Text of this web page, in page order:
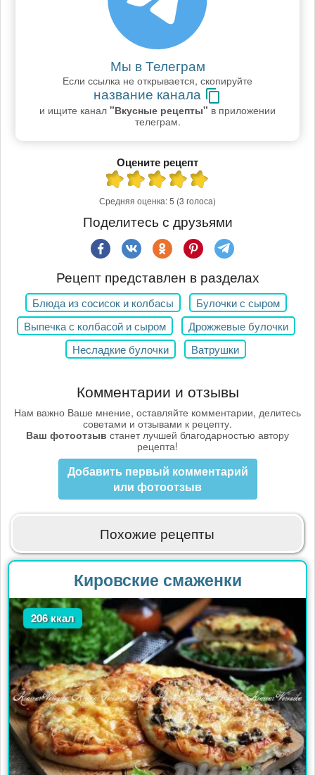
Мы в Телеграм
Если ссылка не открывается, скопируйте
название канала
и ищите канал "Вкусные рецепты" в приложении
телеграм.
Оцените рецепт
Средняя оценка:5 (3 голоса)
Поделитесь с друзьями
Рецепт представлен в разделах
Блюда из сосисок и колбасы
Булочки с сыром
Выпечка с колбасой и сыром
Дрожжевые булочки
Несладкие булочки
Ватрушки
Комментарии и отзывы
Нам важно Ваше мнение, оставляйте комментарии, делитесь
советами и отзывами к рецепту.
Ваш фотоотзыв станет лучшей благодарностью автору
рецепта!
Добавить первый комментарий
или фотоотзыв
Похожие рецепты
Кировские смаженки
206 ккал